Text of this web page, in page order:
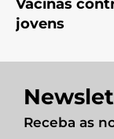
Vacinas
jovens
Receba as